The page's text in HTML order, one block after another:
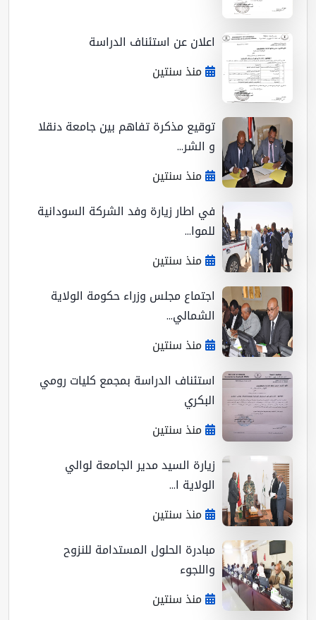
اعلان عن استئناف الدراسة
منذ سنتين
توقيع مذكرة تفاهم بين جامعة دنقلا
و الشر...
منذ سنتين
في اطار زيارة وفد الشركة السودانية
للموا...
منذ سنتين
اجتماع مجلس وزراء حكومة الولاية
الشمالي...
منذ سنتين
استئناف الدراسة بمجمع كليات رومي
البكري
منذ سنتين
زيارة السيد مدير الجامعة لوالي
الولاية ا...
منذ سنتين
مبادرة الحلول المستدامة للنزوح
واللجوء
منذ سنتين